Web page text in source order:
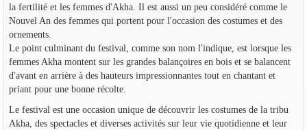
la fertilité et les femmes d'Akha. Il est aussi un peu considéré comme le
Nouvel An des femmes qui portent pour l'occasion des costumes et des
ornements.
Le point culminant du festival, comme son nom l'indique, est lorsque les
femmes Akha montent sur les grandes balançoires en bois et se balancent
d'avant en arrière à des hauteurs impressionnantes tout en chantant et
priant pour une bonne récolte.
Le festival est une occasion unique de découvrir les costumes de la tribu
Akha, des spectacles et diverses activités sur leur vie quotidienne et leur